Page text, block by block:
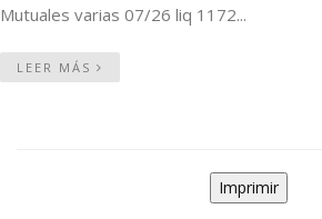
Mutuales varias 07/26 liq 1172...
LEER MÁS
Imprimir